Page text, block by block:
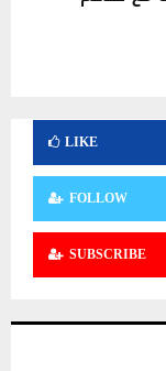
LIKE
FOLLOW
SUBSCRIBE